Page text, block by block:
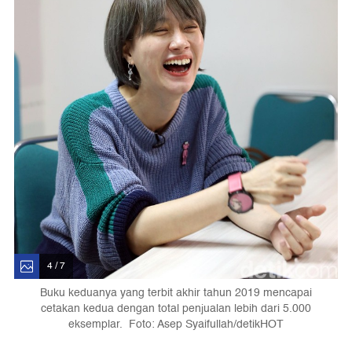
4 / 7
Buku keduanya yang terbit akhir tahun 2019 mencapai
cetakan kedua dengan total penjualan lebih dari 5.000
eksemplar. Foto: Asep Syaifullah/detikHOT